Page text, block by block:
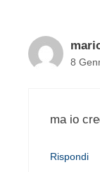
8
ma io
Rispondi